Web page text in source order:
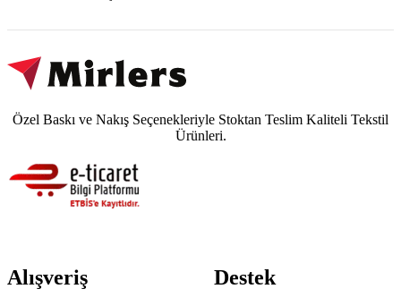
Özel Baskı ve Nakış Seçenekleriyle Stoktan Teslim Kaliteli Tekstil
Ürünleri.
Alışveriş Destek